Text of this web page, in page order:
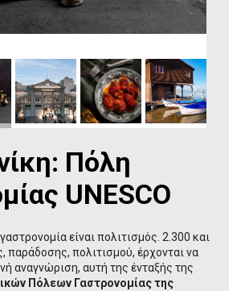
Πόλη
UNESCO
είναι πολιτισμός. 2.300 και
παράδοσης, πολιτισμού, έρχονται να
αναγνώριση, αυτή της ένταξής της
Πόλεων Γαστρονομίας της